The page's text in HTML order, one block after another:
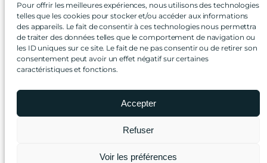
Pour offrir les meilleures expériences, nous utilisons des technologies
telles que les cookies pour stocker et/ou accéder aux informations
des appareils. Le fait de consentir à ces technologies nous permettra
de traiter des données telles que le comportement de navigation ou
les ID uniques sur ce site. Le fait de ne pas consentir ou de retirer son
consentement peut avoir un effet négatif sur certaines
caractéristiques et fonctions.
Accepter
Refuser
Voir les préférences
RBQ: 8237-1576-04
UNE URGENCE ? APPELEZ-NOUS, PEU
IMPORTE LE MOMENT ! NOS ÉQUIPES
SONT PRÊTES À RÉAGIR
514 648-1850